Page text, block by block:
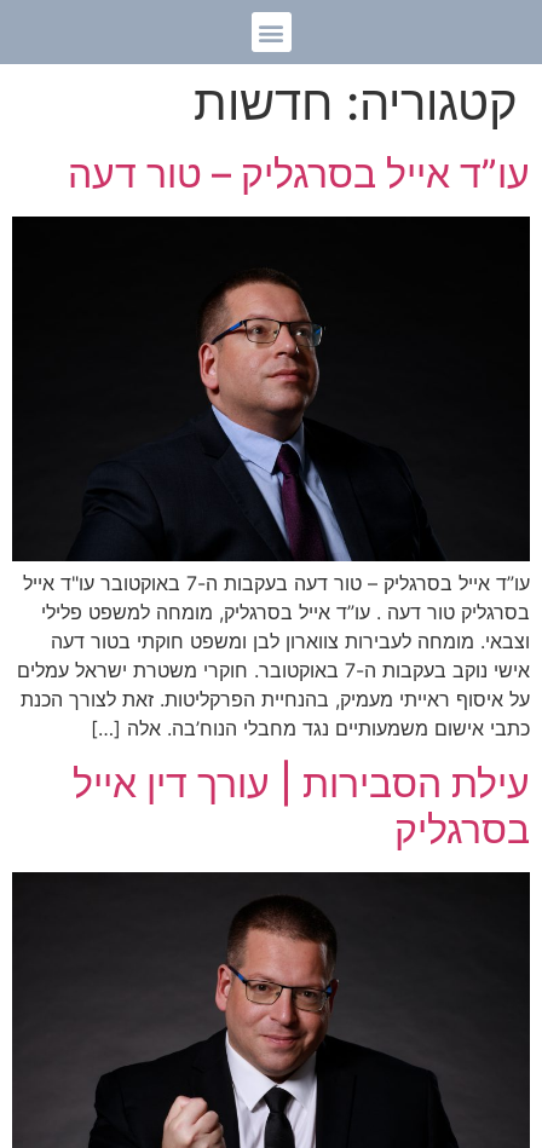
קטגוריה: חדשות
עו”ד אייל בסרגליק – טור דעה
עו”ד אייל בסרגליק – טור דעה בעקבות ה-7 באוקטובר עו"ד אייל
בסרגליק טור דעה . עו”ד אייל בסרגליק, מומחה למשפט פלילי
וצבאי. מומחה לעבירות צווארון לבן ומשפט חוקתי בטור דעה
אישי נוקב בעקבות ה-7 באוקטובר. חוקרי משטרת ישראל עמלים
על איסוף ראייתי מעמיק, בהנחיית הפרקליטות. זאת לצורך הכנת
כתבי אישום משמעותיים נגד מחבלי הנוח’בה. אלה […]
עילת הסבירות | עורך דין אייל
בסרגליק